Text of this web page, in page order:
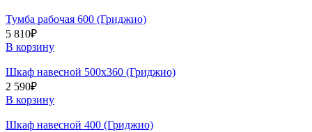
Тумба рабочая 600 (Гриджио)
5 810₽
В корзину
Шкаф навесной 500х360 (Гриджио)
2 590₽
В корзину
Шкаф навесной 400 (Гриджио)